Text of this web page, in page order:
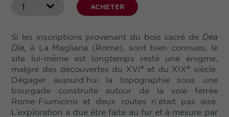
1 ACHETER
Si les inscriptions provenant du bois sacré deDea
Dia, à La Magliana (Rome), sont bien connues, le
site lui-même est longtemps resté une énigme,
malgré des découvertes du XVI e et du XIXe
siècle.
Dégager aujourd’hui la topographie sous une
bourgade construite autour de la voie ferrée
Rome-Fiumicino et deux routes n’était pas aisé.
L’exploration a due être faite au fur et à mesure par